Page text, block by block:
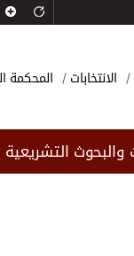
الانتخابات المحكمة
والبحوث التشريعية